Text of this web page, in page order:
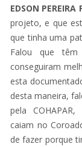
EDSON PEREIRA
projeto, e que
que tinha uma
Falou que
conseguiram
esta
desta maneira,
pela
caiam no
de fazer porque